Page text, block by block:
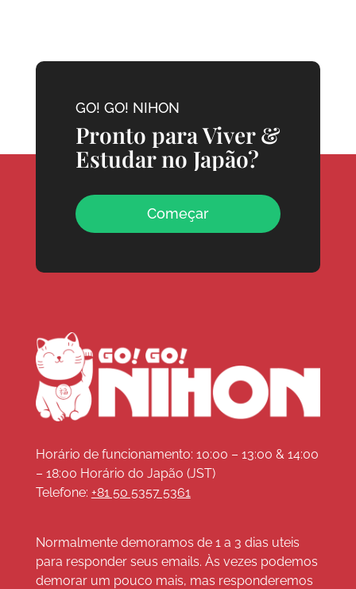
GO! GO! NIHON
Pronto para Viver &
Estudar no Japão?
Começar
Horário de funcionamento: 10:00 – 13:00 & 14:00
– 18:00 Horário do Japão (JST)
Telefone: +81 50 5357 5361
Normalmente demoramos de 1 a 3 dias uteis
para responder seus emails. Às vezes podemos
demorar um pouco mais, mas responderemos